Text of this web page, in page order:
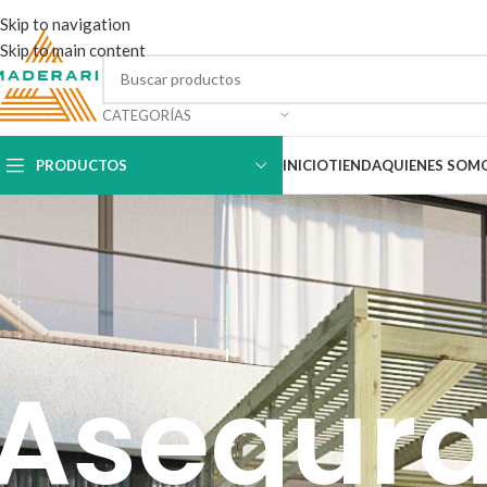
Skip to navigation
Skip to main content
CATEGORÍAS
PRODUCTOS INICIOTIENDAQUIENES